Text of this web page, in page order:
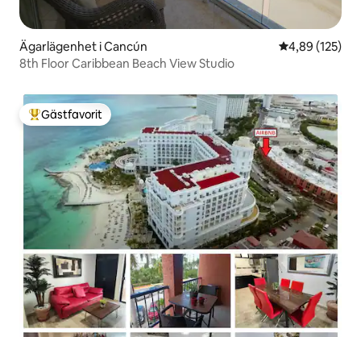
Ägarlägenhet i Cancún 4,89 av 5 i
4,89 (125)
8th Floor Caribbean Beach View Studio
Populär gästfavorit
Gästfavorit